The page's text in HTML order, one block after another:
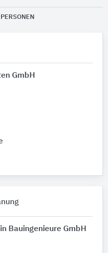
GmbH
Bauingenieure GmbH